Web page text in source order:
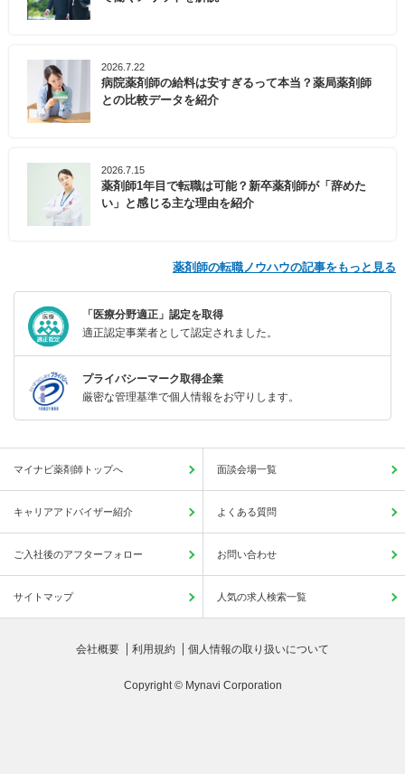
2026.7.22
病院薬剤師の給料は安すぎるって本当？薬局薬剤師
との比較データを紹介
2026.7.15
薬剤師1年目で転職は可能？新卒薬剤師が「辞めた
い」と感じる主な理由を紹介
薬剤師の転職ノウハウの記事をもっと見る
「医療分野適正」認定を取得
適正認定事業者として認定されました。
プライバシーマーク取得企業
厳密な管理基準で個人情報をお守りします。
マイナビ薬剤師トップへ 面談会場一覧
キャリアアドバイザー紹介 よくある質問
ご入社後のアフターフォロー お問い合わせ
サイトマップ 人気の求人検索一覧
会社概要 利用規約 個人情報の取り扱いについて
Copyright © Mynavi Corporation